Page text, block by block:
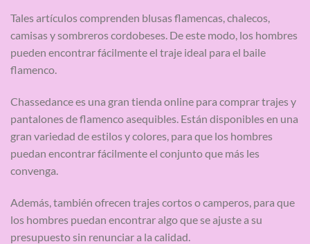
Tales artículos comprenden blusas flamencas, chalecos,
camisas y sombreros cordobeses. De este modo, los hombres
pueden encontrar fácilmente el traje ideal para el baile
flamenco.
Chassedance es una gran tienda online para comprar trajes y
pantalones de flamenco asequibles. Están disponibles en una
gran variedad de estilos y colores, para que los hombres
puedan encontrar fácilmente el conjunto que más les
convenga.
Además, también ofrecen trajes cortos o camperos, para que
los hombres puedan encontrar algo que se ajuste a su
presupuesto sin renunciar a la calidad.